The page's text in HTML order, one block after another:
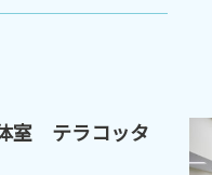
室 テラコッタ